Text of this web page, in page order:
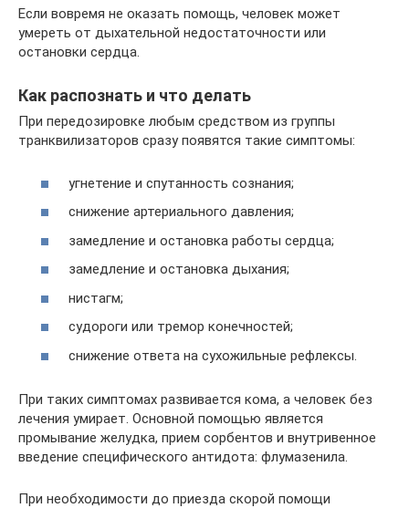
Если вовремя не оказать помощь, человек может
умереть от дыхательной недостаточности или
остановки сердца.
Как распознать и что делать
При передозировке любым средством из группы
транквилизаторов сразу появятся такие симптомы:
угнетение и спутанность сознания;
снижение артериального давления;
замедление и остановка работы сердца;
замедление и остановка дыхания;
нистагм;
судороги или тремор конечностей;
снижение ответа на сухожильные рефлексы.
При таких симптомах развивается кома, а человек без
лечения умирает. Основной помощью является
промывание желудка, прием сорбентов и внутривенное
введение специфического антидота: флумазенила.
При необходимости до приезда скорой помощи